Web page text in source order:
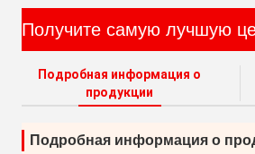
Получите самую лучшую
Подробная информация о
продукции
Подробная информация о